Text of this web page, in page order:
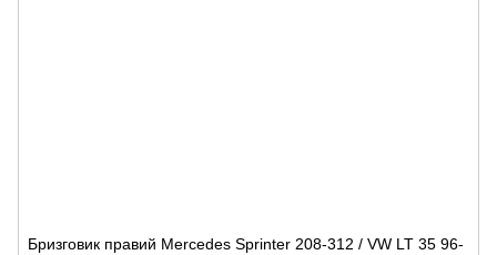
Бризговик правий Mercedes Sprinter 208-312 / VW LT 35 96-